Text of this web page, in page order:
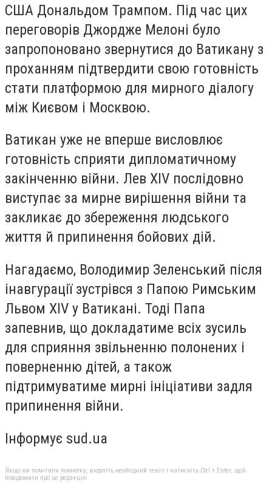
США Дональдом Трампом. Під час цих
переговорів Джордже Мелоні було
запропоновано звернутися до Ватикану з
проханням підтвердити свою готовність
стати платформою для мирного діалогу
між Києвом і Москвою.
Ватикан уже не вперше висловлює
готовність сприяти дипломатичному
закінченню війни. Лев XIV послідовно
виступає за мирне вирішення війни та
закликає до збереження людського
життя й припинення бойових дій.
Нагадаємо, Володимир Зеленський після
інавгурації зустрівся з Папою Римським
Львом XIV у Ватикані. Тоді Папа
запевнив, що докладатиме всіх зусиль
для сприяння звільненню полонених і
поверненню дітей, а також
підтримуватиме мирні ініціативи задля
припинення війни.
Інформує sud.ua
Якщо ви помітили помилку, виділіть необхідний текст і натисніть Ctrl + Enter, щоб
повідомити про це редакцію